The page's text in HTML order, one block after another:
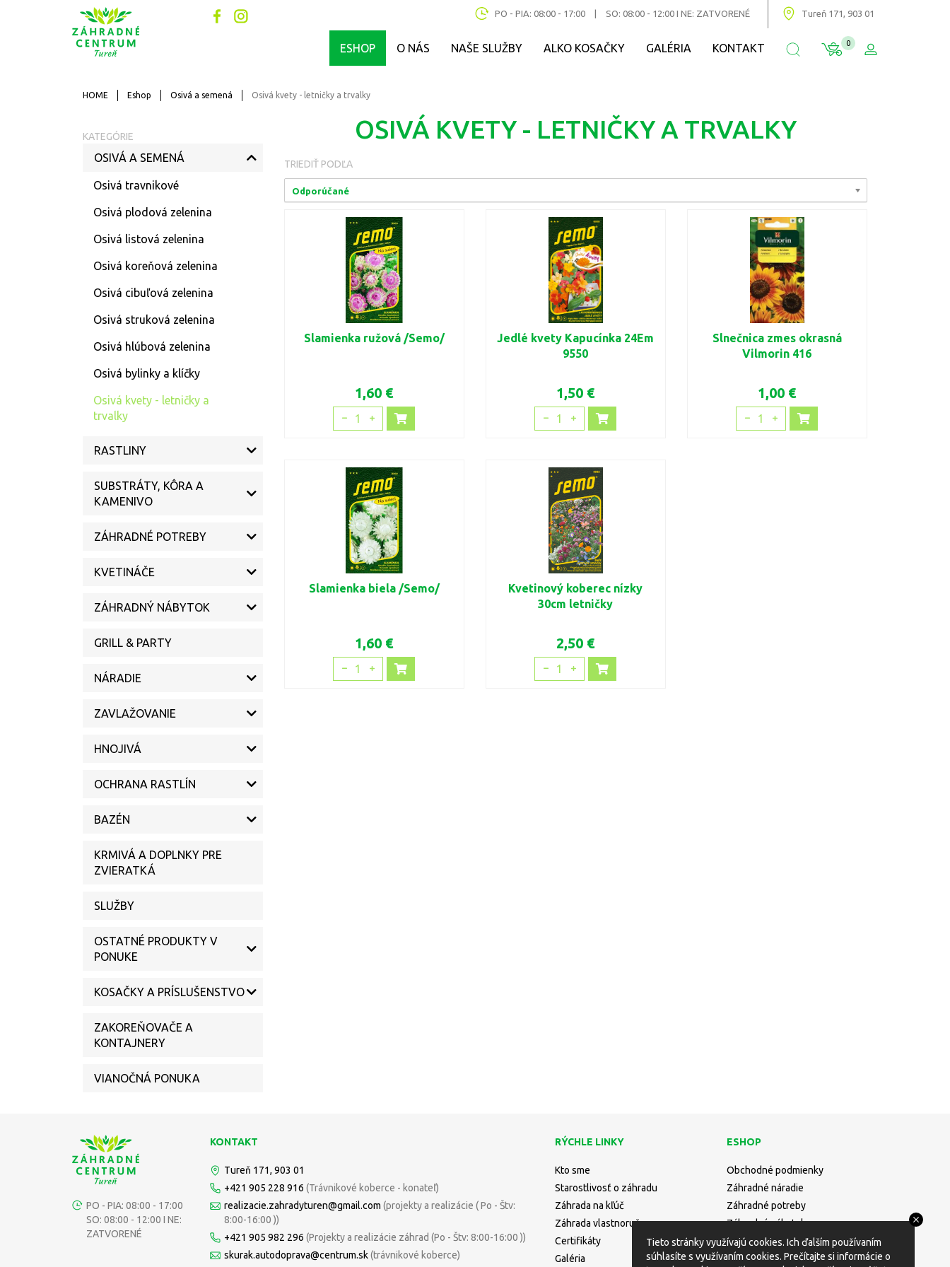
Tureň 171, 903 01
PO - PIA: 08:00 - 17:00 SO: 08:00 - 12:00 I NE: ZATVORENÉ
ESHOP O NÁS NAŠE SLUŽBY ALKO KOSAČKY GALÉRIA KONTAKT 0
HOME Eshop Osivá a semená Osivá kvety - letničky a trvalky
KATEGÓRIE
OSIVÁ A SEMENÁ
Osivá travnikové
Osivá plodová zelenina
Osivá listová zelenina
Osivá koreňová zelenina
Osivá cibuľová zelenina
Osivá struková zelenina
Osivá hlúbová zelenina
Osivá bylinky a klíčky
Osivá kvety - letničky a
trvalky
RASTLINY
SUBSTRÁTY, KÔRA A
KAMENIVO
ZÁHRADNÉ POTREBY
KVETINÁČE
ZÁHRADNÝ NÁBYTOK
GRILL & PARTY
NÁRADIE
ZAVLAŽOVANIE
HNOJIVÁ
OCHRANA RASTLÍN
BAZÉN
KRMIVÁ A DOPLNKY PRE
ZVIERATKÁ
SLUŽBY
OSTATNÉ PRODUKTY V
PONUKE
KOSAČKY A PRÍSLUŠENSTVO
ZAKOREŇOVAČE A
KONTAJNERY
VIANOČNÁ PONUKA
OSIVÁ KVETY - LETNIČKY A TRVALKY
TRIEDIŤ PODĽA
Odporúčané
Slamienka ružová /Semo/
1,60 €
1
Jedlé kvety Kapucínka 24Em
9550
1,50 €
1
Slnečnica zmes okrasná
Vilmorin 416
1,00 €
1
Slamienka biela /Semo/
1,60 €
1
Kvetinový koberec nízky
30cm letničky
2,50 €
1
PO - PIA: 08:00 - 17:00
SO: 08:00 - 12:00 I NE:
ZATVORENÉ
KONTAKT
Tureň 171, 903 01
+421 905 228 916 (Trávnikové koberce - konateľ)
realizacie.zahradyturen@gmail.com (projekty a realizácie ( Po - Štv:
8:00-16:00 ))
+421 905 982 296 (Projekty a realizácie záhrad (Po - Štv: 8:00-16:00 ))
skurak.autodoprava@centrum.sk(trávnikové koberce)
RÝCHLE LINKY
Kto sme
Starostlivosť o záhradu
Záhrada na kľúč
Záhrada vlastnoručne
Certifikáty
Galéria
ESHOP
Obchodné podmienky
Záhradné náradie
Záhradné potreby
Záhradný nábytok
Rastliny
Tieto stránky využívajú cookies. Ich ďalším používaním
súhlasíte s využívaním cookies. Prečítajte si informácie o